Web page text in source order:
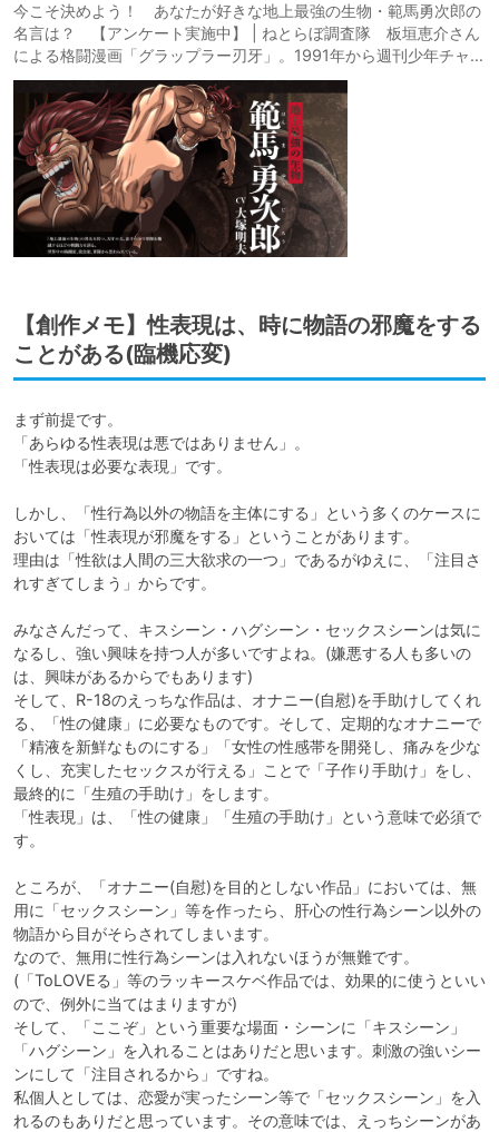
今こそ決めよう！ あなたが好きな地上最強の生物・範馬勇次郎の
名言は？ 【アンケート実施中】 | ねとらぼ調査隊 板垣恵介さん
による格闘漫画「グラップラー刃牙」。1991年から週刊少年チャ…
【創作メモ】性表現は、時に物語の邪魔をする
ことがある(臨機応変)
まず前提です。
「あらゆる性表現は悪ではありません」。
「性表現は必要な表現」です。
しかし、「性行為以外の物語を主体にする」という多くのケースに
おいては「性表現が邪魔をする」ということがあります。
理由は「性欲は人間の三大欲求の一つ」であるがゆえに、「注目さ
れすぎてしまう」からです。
みなさんだって、キスシーン・ハグシーン・セックスシーンは気に
なるし、強い興味を持つ人が多いですよね。(嫌悪する人も多いの
は、興味があるからでもあります)
そして、R-18のえっちな作品は、オナニー(自慰)を手助けしてくれ
る、「性の健康」に必要なものです。そして、定期的なオナニーで
「精液を新鮮なものにする」「女性の性感帯を開発し、痛みを少な
くし、充実したセックスが行える」ことで「子作り手助け」をし、
最終的に「生殖の手助け」をします。
「性表現」は、「性の健康」「生殖の手助け」という意味で必須で
す。
ところが、「オナニー(自慰)を目的としない作品」においては、無
用に「セックスシーン」等を作ったら、肝心の性行為シーン以外の
物語から目がそらされてしまいます。
なので、無用に性行為シーンは入れないほうが無難です。
(「ToLOVEる」等のラッキースケベ作品では、効果的に使うといい
ので、例外に当てはまりますが)
そして、「ここぞ」という重要な場面・シーンに「キスシーン」
「ハグシーン」を入れることはありだと思います。刺激の強いシー
ンにして「注目されるから」ですね。
私個人としては、恋愛が実ったシーン等で「セックスシーン」を入
れるのもありだと思っています。その意味では、えっちシーンがあ